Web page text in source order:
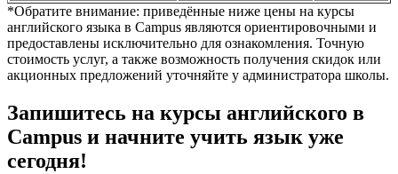
*Обратите внимание: приведённые ниже цены на курсы
английского языка в Campus являются ориентировочными и
предоставлены исключительно для ознакомления. Точную
стоимость услуг, а также возможность получения скидок или
акционных предложений уточняйте у администратора школы.
Запишитесь на курсы английского в
Campus и начните учить язык уже
сегодня!